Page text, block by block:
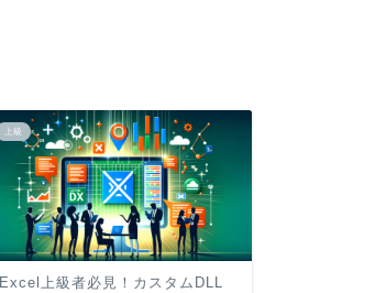
上級
Excel上級者必見！カスタムDLL